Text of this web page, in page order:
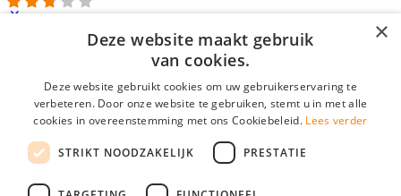
E-mail*
Wachtwoord
login gegevens onthouden
login
×
Deze website maakt gebruik
van cookies.
Deze website gebruikt cookies om uw gebruikerservaring te
verbeteren. Door onze website te gebruiken, stemt u in met alle
cookies in overeenstemming met ons Cookiebeleid. Lees verder
STRIKT NOODZAKELIJK PRESTATIE